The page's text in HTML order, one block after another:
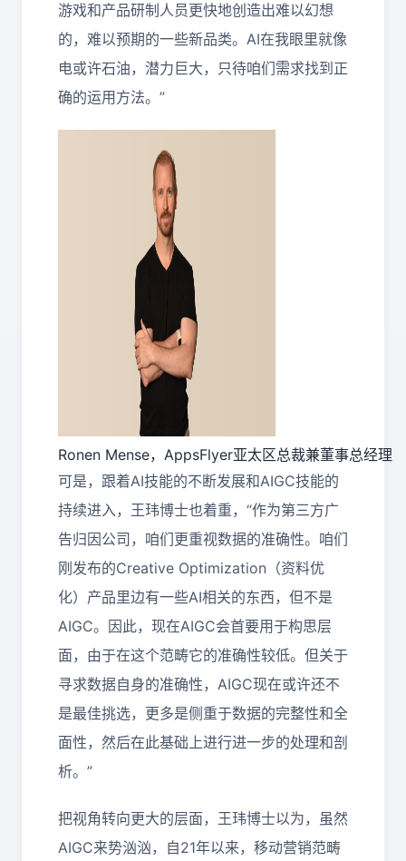
游戏和产品研制人员更快地创造出难以幻想
的，难以预期的一些新品类。AI在我眼里就像
电或许石油，潜力巨大，只待咱们需求找到正
确的运用方法。”
Ronen Mense，AppsFlyer亚太区总裁兼董事总经理
可是，跟着AI技能的不断发展和AIGC技能的
持续进入，王玮博士也着重，“作为第三方广
告归因公司，咱们更重视数据的准确性。咱们
刚发布的Creative Optimization（资料优
化）产品里边有一些AI相关的东西，但不是
AIGC。因此，现在AIGC会首要用于构思层
面，由于在这个范畴它的准确性较低。但关于
寻求数据自身的准确性，AIGC现在或许还不
是最佳挑选，更多是侧重于数据的完整性和全
面性，然后在此基础上进行进一步的处理和剖
析。”
把视角转向更大的层面，王玮博士以为，虽然
AIGC来势汹汹，自21年以来，移动营销范畴